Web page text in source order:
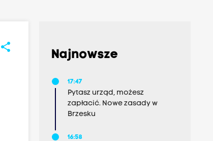
share
Najnowsze
17:47
Pytasz urząd, możesz
zapłacić. Nowe zasady w
Brzesku
16:58